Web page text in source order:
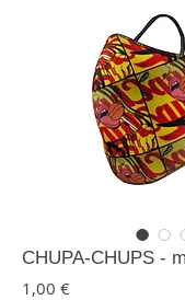
CHUPA-CHUPS -
1,00 €Pris